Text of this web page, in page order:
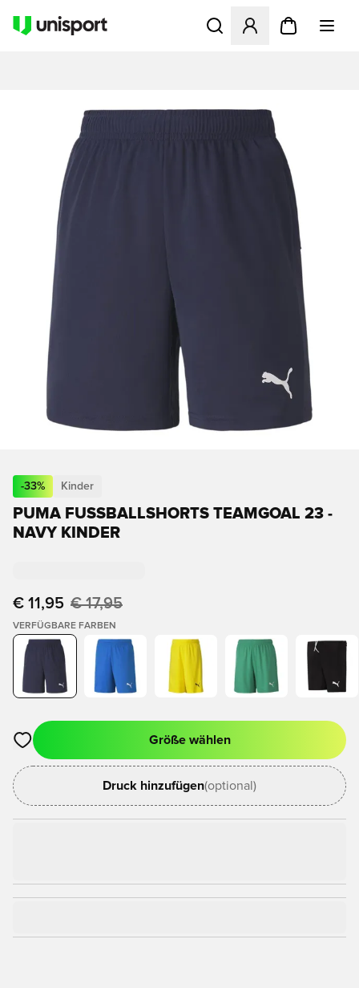
Öffnet ein Fenster zum
-33% Kinder
PUMA FUSSBALLSHORTS TEAMGOAL 23 - N
AVY KINDER
€ 11,95 € 17,95
VERFÜGBARE FARBEN
Öffnet ein Fenster zum Anmelden oder Registrieren als
Größe wählen
Druck hinzufügen(optional)